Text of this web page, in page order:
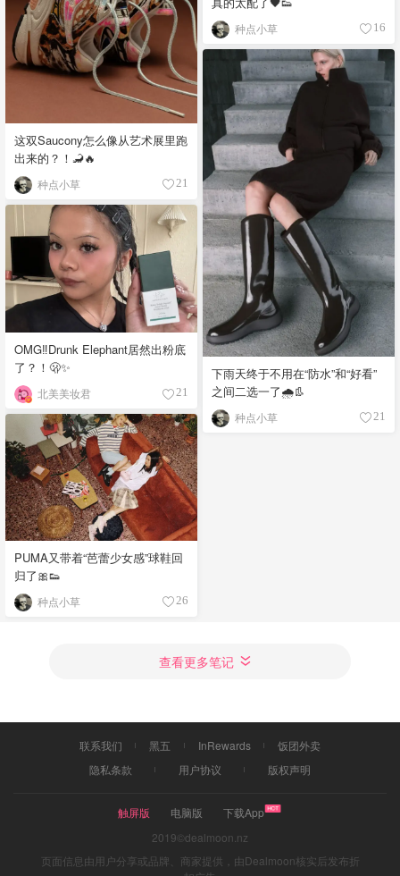
种点小草 16
这双Saucony怎么像从艺术展里跑
出来的？！🦂🔥
种点小草 21
下雨天终于不用在“防水”和“好看”
之间二选一了🌧️👢
种点小草 21
OMG‼️Drunk Elephant居然出粉底
了？！🫢✨
北美美妆君 21
PUMA又带着“芭蕾少女感”球鞋回
归了🎀👟
种点小草 26
查看更多笔记
联系我们 黑五 InRewards
饭团外卖
隐私条款
用户协议 版权声明
触屏版 电脑版
下载App
2019©dealmoon.nz
页面信息由用户分享或品牌、商家提供，由Dealmoon核实后发布折